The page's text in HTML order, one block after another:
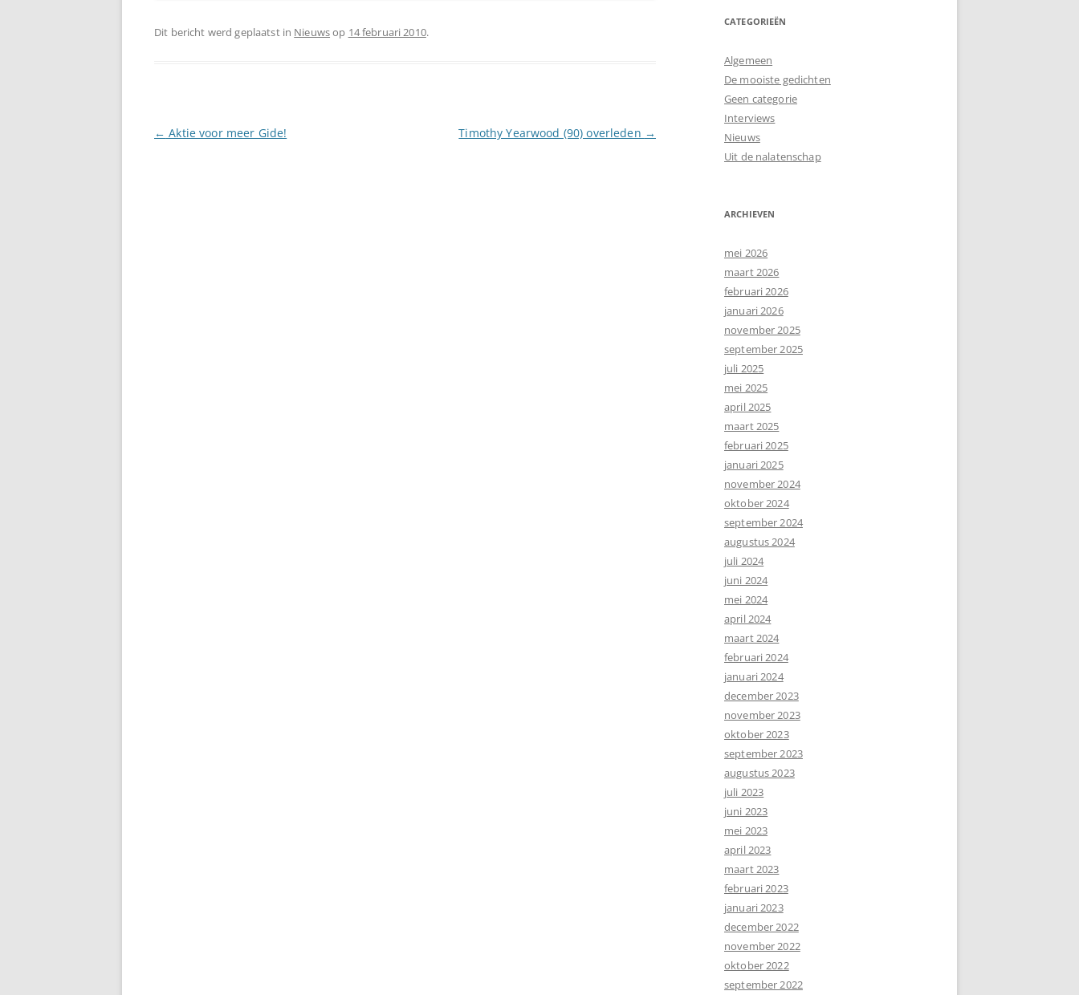
Dit bericht werd geplaatst in Nieuwsop 14 februari 2010.
Berichtnavigatie
← Aktie voor meer Gide! Timothy Yearwood (90) overleden →
CATEGORIEËN
Algemeen
De mooiste gedichten
Geen categorie
Interviews
Nieuws
Uit de nalatenschap
ARCHIEVEN
mei 2026
maart 2026
februari 2026
januari 2026
november 2025
september 2025
juli 2025
mei 2025
april 2025
maart 2025
februari 2025
januari 2025
november 2024
oktober 2024
september 2024
augustus 2024
juli 2024
juni 2024
mei 2024
april 2024
maart 2024
februari 2024
januari 2024
december 2023
november 2023
oktober 2023
september 2023
augustus 2023
juli 2023
juni 2023
mei 2023
april 2023
maart 2023
februari 2023
januari 2023
december 2022
november 2022
oktober 2022
september 2022